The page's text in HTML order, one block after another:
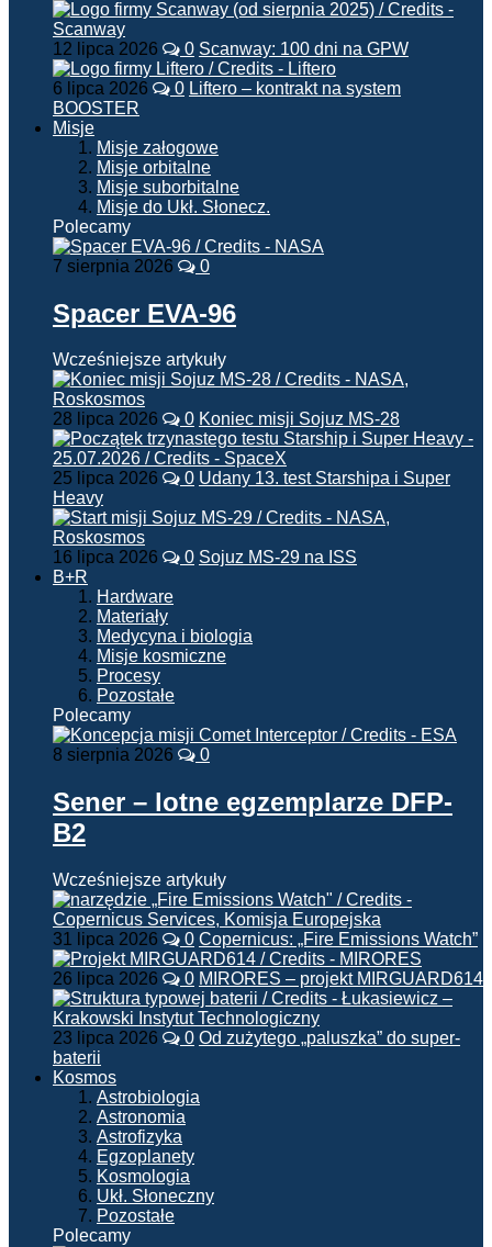
12 lipca 2026 0 Scanway: 100 dni na GPW
6 lipca 2026 0 Liftero – kontrakt na system
BOOSTER
Misje
Misje załogowe
Misje orbitalne
Misje suborbitalne
Misje do Ukł. Słonecz.
Polecamy
7 sierpnia 2026 0
Spacer EVA-96
Wcześniejsze artykuły
28 lipca 2026 0 Koniec misji Sojuz MS-28
25 lipca 2026 0 Udany 13. test Starshipa i Super
Heavy
16 lipca 2026 0 Sojuz MS-29 na ISS
B+R
Hardware
Materiały
Medycyna i biologia
Misje kosmiczne
Procesy
Pozostałe
Polecamy
8 sierpnia 2026 0
Sener – lotne egzemplarze DFP-
B2
Wcześniejsze artykuły
31 lipca 2026 0 Copernicus: „Fire Emissions Watch”
26 lipca 2026 0 MIRORES – projekt MIRGUARD614
23 lipca 2026 0 Od zużytego „paluszka” do super-
baterii
Kosmos
Astrobiologia
Astronomia
Astrofizyka
Egzoplanety
Kosmologia
Ukł. Słoneczny
Pozostałe
Polecamy